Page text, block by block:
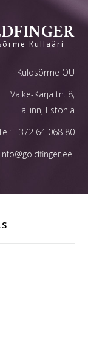
Kullaäri
Kuldsõrme OÜ
Väike-Karja tn. 8,
Tallinn, Estonia
+372 64 068 80
info@goldfinger.ee